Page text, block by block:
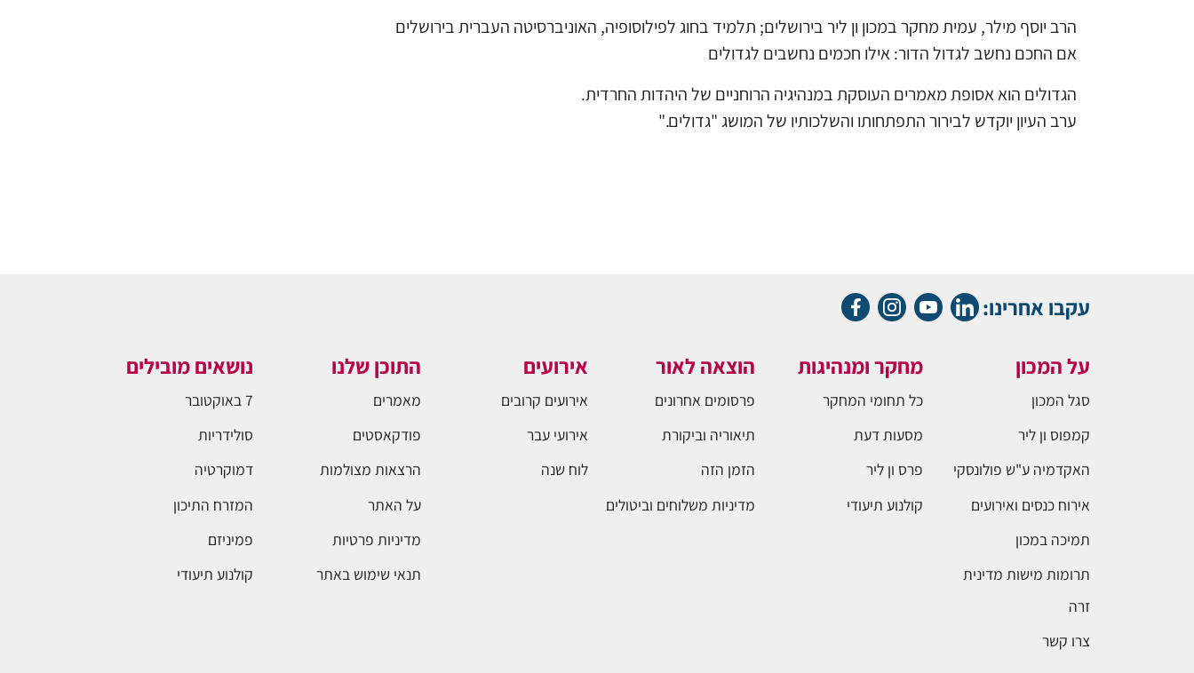
הרב יוסף מילר, עמית מחקר במכון ון ליר בירושלים; תלמיד בחוג לפילוסופיה, האוניברסיטה העברית בירושלים
אם החכם נחשב לגדול הדור: אילו חכמים נחשבים לגדולים
הגדולים הוא אסופת מאמרים העוסקת במנהיגיה הרוחניים של היהדות החרדית.
ערב העיון יוקדש לבירור התפתחותו והשלכותיו של המושג "גדולים."
עקבו אחרינו:
על המכון
סגל המכון
קמפוס ון ליר
האקדמיה ע"ש פולונסקי
אירוח כנסים ואירועים
תמיכה במכון
תרומות מישות מדינית
זרה
צרו קשר
מחקר ומנהיגות
כל תחומי המחקר
מסעות דעת
פרס ון ליר
קולנוע תיעודי
הוצאה לאור
פרסומים אחרונים
תיאוריה וביקורת
הזמן הזה
מדיניות משלוחים וביטולים
אירועים
אירועים קרובים
אירועי עבר
לוח שנה
התוכן שלנו
מאמרים
פודקאסטים
הרצאות מצולמות
על האתר
מדיניות פרטיות
תנאי שימוש באתר
נושאים מובילים
7 באוקטובר
סולידריות
דמוקרטיה
המזרח התיכון
פמיניזם
קולנוע תיעודי